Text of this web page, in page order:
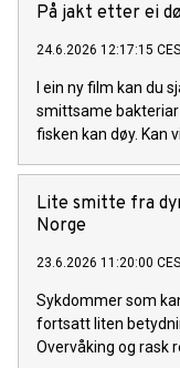
På jakt etter ei
24.6.2026 12:17:15
I ein ny film kan du
smittsame bakteriar
fisken kan døy. Kan
Lite smitte fra
Norge
23.6.2026 11:20:00
Sykdommer som
fortsatt liten
Overvåking og rask